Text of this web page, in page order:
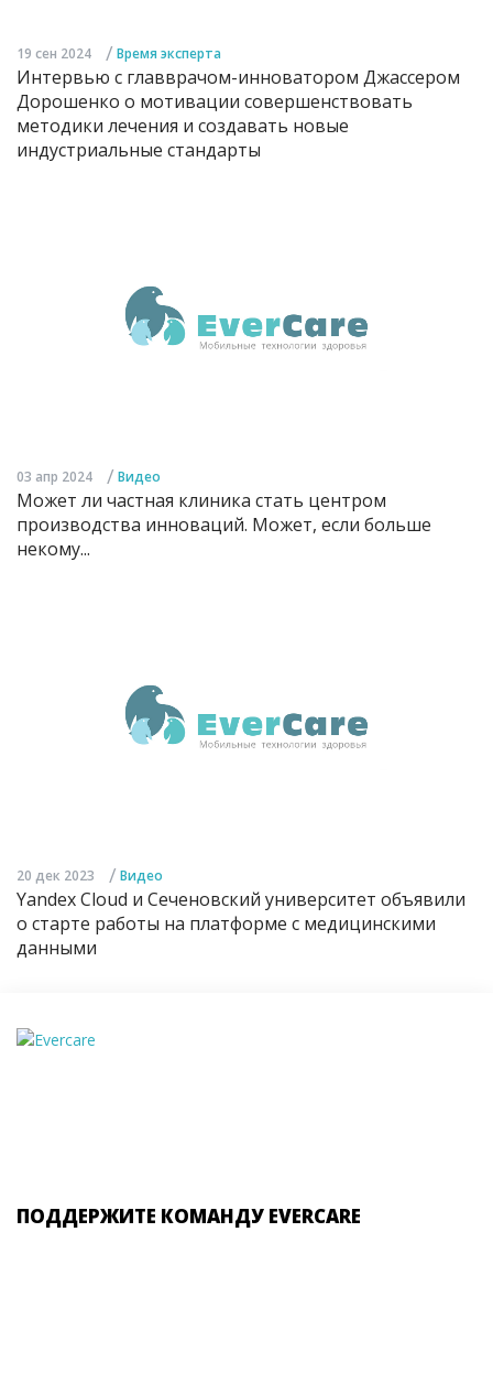
19 сен 2024 / Время эксперта
Интервью с главврачом-инноватором Джассером
Дорошенко о мотивации совершенствовать
методики лечения и создавать новые
индустриальные стандарты
03 апр 2024 / Видео
Может ли частная клиника стать центром
производства инноваций. Может, если больше
некому...
20 дек 2023 / Видео
Yandex Cloud и Сеченовский университет объявили
о старте работы на платформе с медицинскими
данными
ПОДДЕРЖИТЕ КОМАНДУ EVERCARE